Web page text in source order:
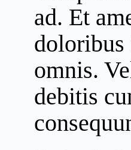
ad. Et
omnis.
debitis